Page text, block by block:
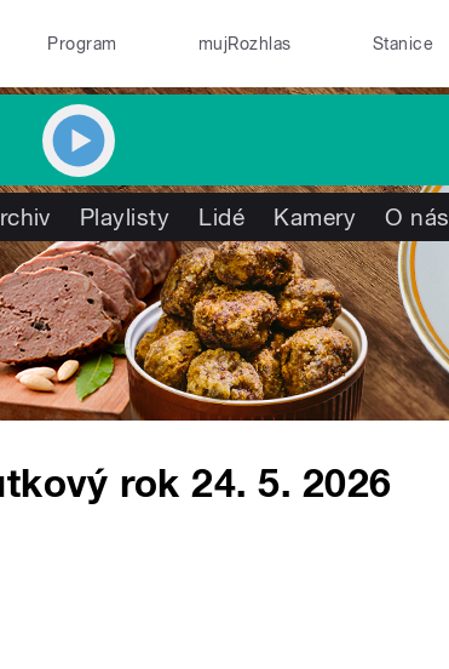
Program mujRozhlas Stanice
Playlisty Lidé Kamery O nás
rok 24. 5. 2026